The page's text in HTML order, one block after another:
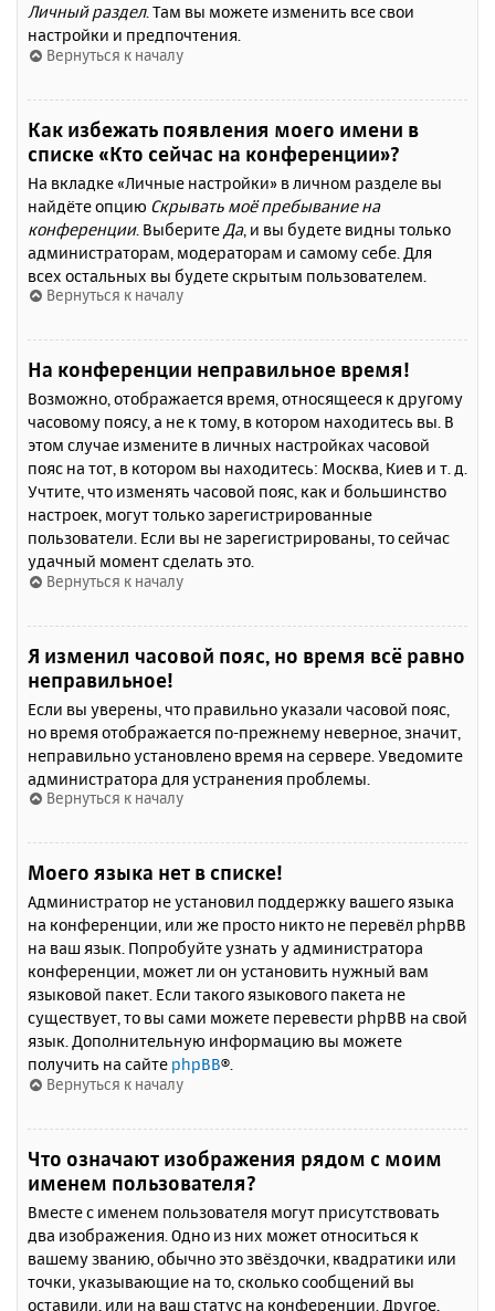
Личный раздел. Там вы можете изменить все свои
настройки и предпочтения.
Вернуться к началу
Как избежать появления моего имени в
списке «Кто сейчас на конференции»?
На вкладке «Личные настройки» в личном разделе вы
найдёте опцию Скрывать моё пребывание на
конференции. Выберите Да, и вы будете видны только
администраторам, модераторам и самому себе. Для
всех остальных вы будете скрытым пользователем.
Вернуться к началу
На конференции неправильное время!
Возможно, отображается время, относящееся к другому
часовому поясу, а не к тому, в котором находитесь вы. В
этом случае измените в личных настройках часовой
пояс на тот, в котором вы находитесь: Москва, Киев и т. д.
Учтите, что изменять часовой пояс, как и большинство
настроек, могут только зарегистрированные
пользователи. Если вы не зарегистрированы, то сейчас
удачный момент сделать это.
Вернуться к началу
Я изменил часовой пояс, но время всё равно
неправильное!
Если вы уверены, что правильно указали часовой пояс,
но время отображается по-прежнему неверное, значит,
неправильно установлено время на сервере. Уведомите
администратора для устранения проблемы.
Вернуться к началу
Моего языка нет в списке!
Администратор не установил поддержку вашего языка
на конференции, или же просто никто не перевёл phpBB
на ваш язык. Попробуйте узнать у администратора
конференции, может ли он установить нужный вам
языковой пакет. Если такого языкового пакета не
существует, то вы сами можете перевести phpBB на свой
язык. Дополнительную информацию вы можете
получить на сайте phpBB®.
Вернуться к началу
Что означают изображения рядом с моим
именем пользователя?
Вместе с именем пользователя могут присутствовать
два изображения. Одно из них может относиться к
вашему званию, обычно это звёздочки, квадратики или
точки, указывающие на то, сколько сообщений вы
оставили, или на ваш статус на конференции. Другое,